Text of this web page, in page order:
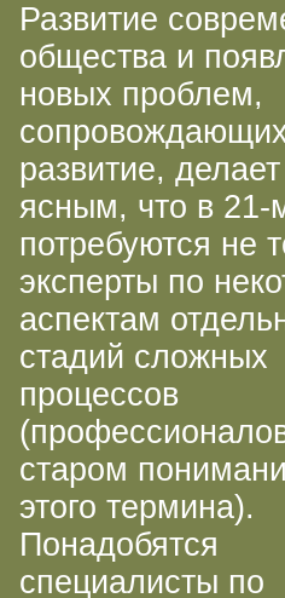
Развитие
общества и
новых проблем,
развитие, делает
ясным, что в 21-
потребуются не
эксперты по
аспектам
стадий сложных
процессов
старом
этого термина).
Понадобятся
специалисты по